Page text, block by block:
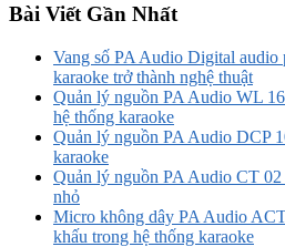
Bài Viết Gần Nhất
Vang số PA Audio Digital audio
karaoke trở thành nghệ thuật
Quản lý nguồn PA Audio WL
hệ thống karaoke
Quản lý nguồn PA Audio DCP
karaoke
Quản lý nguồn PA Audio CT
nhỏ
Micro không dây PA Audio
khấu trong hệ thống karaoke